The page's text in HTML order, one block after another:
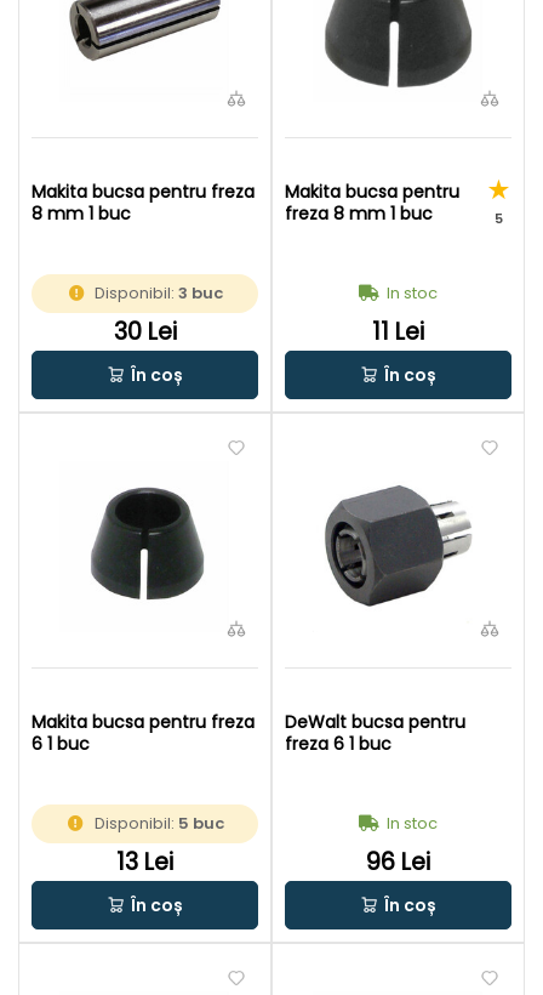
Makita bucsa pentru freza
8 mm 1 buc
Disponibil:3 buc
30 Lei
În coș
Makita bucsa pentru
freza 8 mm 1 buc
5
In stoc
11 Lei
În coș
Makita bucsa pentru freza
6 1 buc
Disponibil: 5 buc
13 Lei
În coș
DeWalt bucsa pentru
freza 6 1 buc
In stoc
96 Lei
În coș